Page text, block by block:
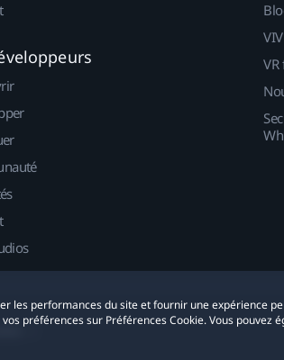
les performances du site et fournir une expérience
préférences sur Préférences Cookie. Vous